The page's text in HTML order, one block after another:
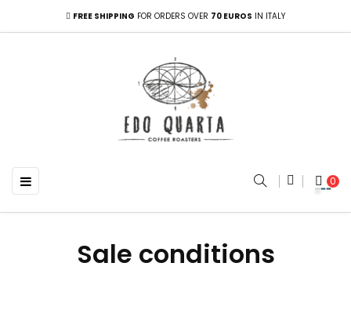
FREE SHIPPING FOR ORDERS OVER 70 EUROS IN ITALY
Toggle navigation
☰ 0
Sale conditions